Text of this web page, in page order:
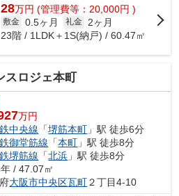
28万円 (管理費等：20,000円 )
敷金 0.5ヶ月 礼金
2ヶ月
23階 / 1LDK＋1S(納戸) / 60.47㎡
スロジェ本町
万円
中央線 「堺筋本町 」駅 徒歩6分
御堂筋線 「本町 」駅 徒歩8分
堺筋線 「北浜 」駅 徒歩8分
/ 47.07㎡
大阪市中央区瓦町２丁目4-10